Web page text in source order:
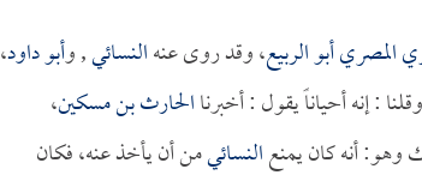
المصري أبو الربيع، وقد روى عنهالنسائي, وأبو داود،
: إنه أحياناً يقول : أخبرناالحارث بن مسكين،
وهو: أنه كان يمنعالنسائيمن أن يأخذ عنه، فكان